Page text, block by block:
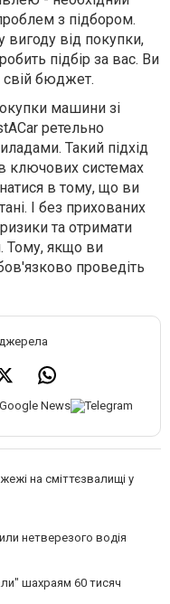
з підбором.
від покупки,
підбір за вас. Ви
бюджет.
машини зі
ретельно
Такий підхід
ключових системах
в тому, що ви
І без прихованих
та отримати
Тому, якщо ви
проведіть
джерела
на сміттєзвалищі у
нетверезого водія
шахраям 60 тисяч